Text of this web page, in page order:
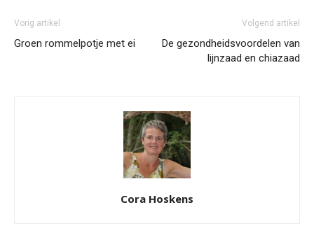
Vorig artikel
Groen rommelpotje met ei
Volgend artikel
De gezondheidsvoordelen van
lijnzaad en chiazaad
Cora Hoskens